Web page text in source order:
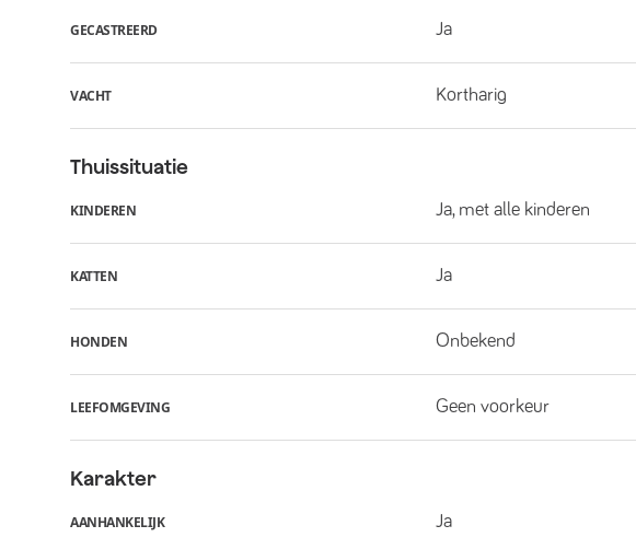
GECASTREERD Ja
VACHT Kortharig
Thuissituatie
KINDEREN Ja, met alle kinderen
KATTEN Ja
HONDEN Onbekend
LEEFOMGEVING Geen voorkeur
Karakter
AANHANKELIJK Ja